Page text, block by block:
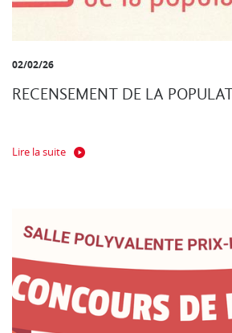
02/02/26
RECENSEMENT DE LA
Lire la suite